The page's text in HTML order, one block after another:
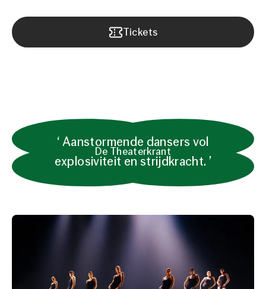
Tickets
Aanstormende dansers vol
explosiviteit en strijdkracht.
De Theaterkrant